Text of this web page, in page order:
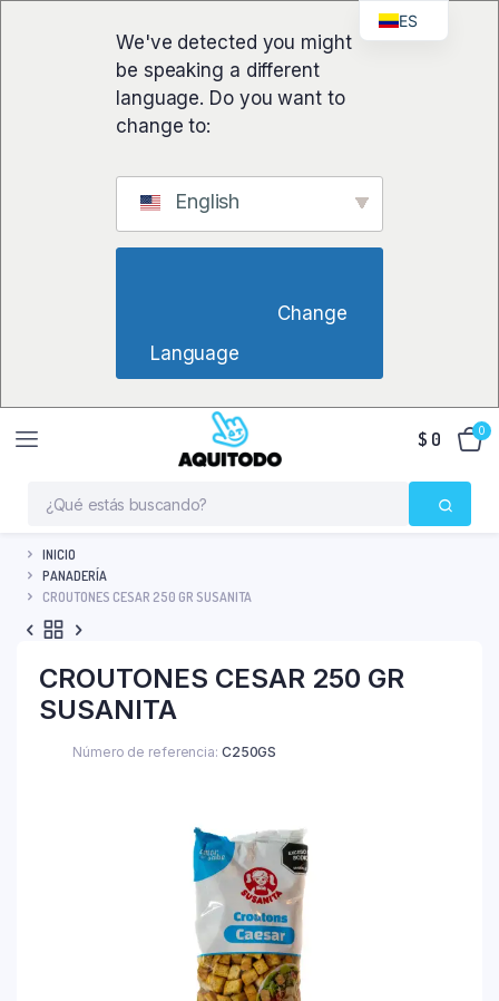
We've detected you might
be speaking a different
language. Do you want to
change to:
English
Language
$ 0 0
INICIO
PANADERÍA
CROUTONES CESAR 250 GR SUSANITA
CROUTONES CESAR 250 GR
SUSANITA
Número de referencia: C250GS
ES